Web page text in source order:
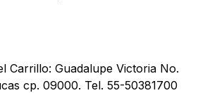
Carrillo: Guadalupe Victoria No.
cp. 09000. Tel. 55-50381700